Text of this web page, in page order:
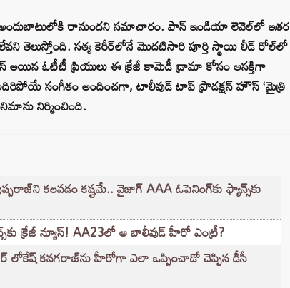
రానుందని సమాచారం. పాన్ ఇండియా లెవెల్‌లో ఇతర
లేవని తెలుస్తోంది. సత్య కెరీర్‌లోనే మొదటిసారి పూర్తి స్థాయి లీడ్ రోల్‌లో
ఓటీటీ ప్రియులు ఈ క్రేజీ కామెడీ డ్రామా కోసం ఆసక్తిగా
అదిరిపోయే సంగీతం అందించగా, టాలీవుడ్ టాప్ ప్రొడక్షన్ హౌస్ ‘మైత్రి
నిర్మించింది.
కలవడం కష్టమే.. వైజాగ్ AAA ఓపెనింగ్‌కు ఫ్యాన్స్‌కు
క్రేజీ న్యూస్! AA23లో ఆ బాలీవుడ్ హీరో ఎంట్రీ?
లోకేష్ కనగరాజ్‌ను హీరోగా ఎలా ఒప్పించాడో చెప్పిన డీసీ